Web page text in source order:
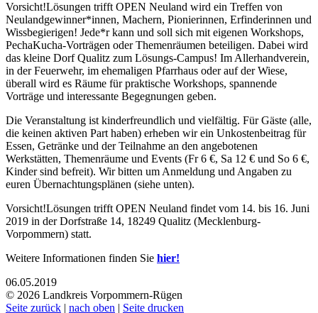
Vorsicht!Lösungen trifft OPEN Neuland wird ein Treffen von
Neulandgewinner*innen, Machern, Pionierinnen, Erfinderinnen und
Wissbegierigen! Jede*r kann und soll sich mit eigenen Workshops,
PechaKucha-Vorträgen oder Themenräumen beteiligen. Dabei wird
das kleine Dorf Qualitz zum Lösungs-Campus! Im Allerhandverein,
in der Feuerwehr, im ehemaligen Pfarrhaus oder auf der Wiese,
überall wird es Räume für praktische Workshops, spannende
Vorträge und interessante Begegnungen geben.
Die Veranstaltung ist kinderfreundlich und vielfältig. Für Gäste (alle,
die keinen aktiven Part haben) erheben wir ein Unkostenbeitrag für
Essen, Getränke und der Teilnahme an den angebotenen
Werkstätten, Themenräume und Events (Fr 6 €, Sa 12 € und So 6 €,
Kinder sind befreit). Wir bitten um Anmeldung und Angaben zu
euren Übernachtungsplänen (siehe unten).
Vorsicht!Lösungen trifft OPEN Neuland findet vom 14. bis 16. Juni
2019 in der Dorfstraße 14, 18249 Qualitz (Mecklenburg-
Vorpommern) statt.
Weitere Informationen finden Sie hier!
06.05.2019
© 2026 Landkreis Vorpommern-Rügen
Seite zurück | nach oben | Seite drucken